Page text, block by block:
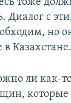
тоже
Диалог с
но
в Казахстане.
ли как-
которые